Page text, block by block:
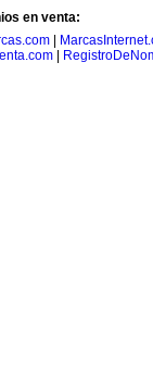
en venta:
|